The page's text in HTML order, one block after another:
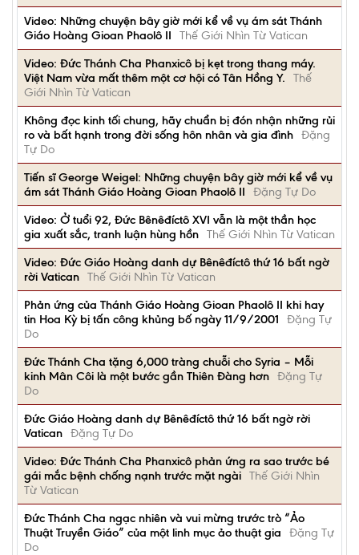
Video: Những chuyện bây giờ mới kể về vụ ám sát Thánh
Giáo Hoàng Gioan Phaolô II
Thế Giới Nhìn Từ Vatican
Video: Đức Thánh Cha Phanxicô bị kẹt trong thang máy.
Việt Nam vừa mất thêm một cơ hội có Tân Hồng Y.
Thế
Giới Nhìn Từ Vatican
Không đọc kinh tối chung, hãy chuẩn bị đón nhận những rủi
ro và bất hạnh trong đời sống hôn nhân và gia đình Đặng
Tự Do
Tiến sĩ George Weigel: Những chuyện bây giờ mới kể về vụ
ám sát Thánh Giáo Hoàng Gioan Phaolô II
Đặng Tự Do
Video: Ở tuổi 92, Đức Bênêđíctô XVI vẫn là một thần học
gia xuất sắc, tranh luận hùng hồn Thế Giới Nhìn Từ Vatican
Video: Đức Giáo Hoàng danh dự Bênêđíctô thứ 16 bất ngờ
rời Vatican Thế Giới Nhìn Từ Vatican
Phản ứng của Thánh Giáo Hoàng Gioan Phaolô II khi hay
tin Hoa Kỳ bị tấn công khủng bố ngày 11/9/2001
Đặng Tự
Do
Đức Thánh Cha tặng 6,000 tràng chuỗi cho Syria – Mỗi
kinh Mân Côi là một bước gần Thiên Đàng hơn Đặng Tự
Do
Đức Giáo Hoàng danh dự Bênêđíctô thứ 16 bất ngờ rời
Vatican Đặng Tự Do
Video: Đức Thánh Cha Phanxicô phản ứng ra sao trước bé
gái mắc bệnh chống nạnh trước mặt ngài Thế Giới Nhìn
Từ Vatican
Đức Thánh Cha ngạc nhiên và vui mừng trước trò “Ảo
Thuật Truyền Giáo” của một linh mục ảo thuật gia
Đặng Tự
Do